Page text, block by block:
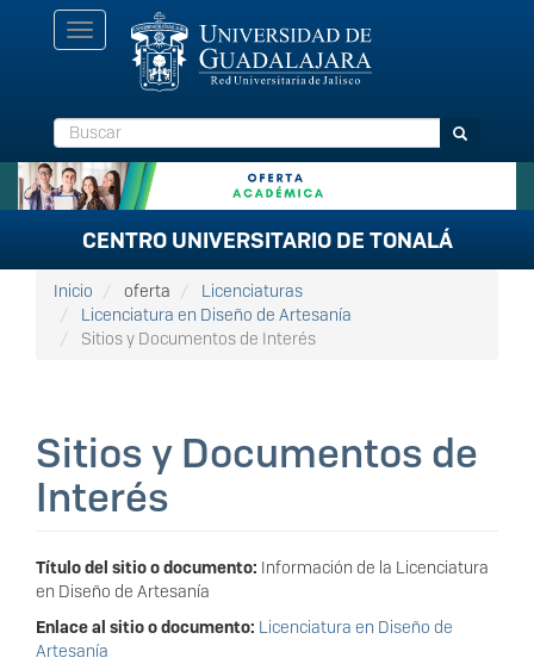
Toggle
navigation
Buscar Buscar
CENTRO UNIVERSITARIO DE TONALÁ
Inicio oferta
Licenciaturas
Licenciatura en Diseño de Artesanía
Sitios y Documentos de Interés
Sitios y Documentos de
Interés
Título del sitio o documento: Información de la Licenciatura
en Diseño de Artesanía
Enlace al sitio o documento: Licenciatura en Diseño de
Artesanía